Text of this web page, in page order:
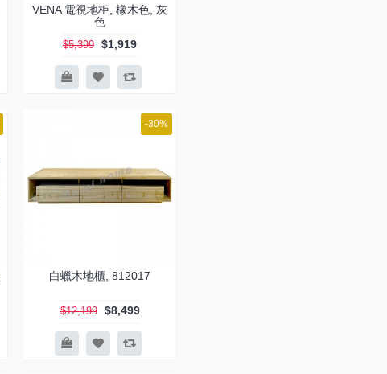
VENA 電視地柜, 橡木色, 灰
色
$5,399 $1,919
-30%
白蠟木地櫃, 812017
$12,199 $8,499